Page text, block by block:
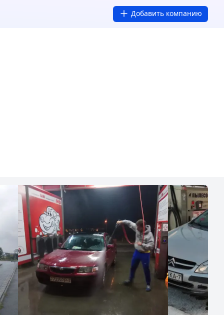
Добавить компанию